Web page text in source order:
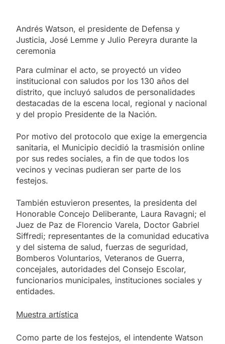
Andrés Watson, el presidente de Defensa y
Justicia, José Lemme y Julio Pereyra durante la
ceremonia
Para culminar el acto, se proyectó un video
institucional con saludos por los 130 años del
distrito, que incluyó saludos de personalidades
destacadas de la escena local, regional y nacional
y del propio Presidente de la Nación.
Por motivo del protocolo que exige la emergencia
sanitaria, el Municipio decidió la trasmisión online
por sus redes sociales, a fin de que todos los
vecinos y vecinas pudieran ser parte de los
festejos.
También estuvieron presentes, la presidenta del
Honorable Concejo Deliberante, Laura Ravagni; el
Juez de Paz de Florencio Varela, Doctor Gabriel
Siffredi; representantes de la comunidad educativa
y del sistema de salud, fuerzas de seguridad,
Bomberos Voluntarios, Veteranos de Guerra,
concejales, autoridades del Consejo Escolar,
funcionarios municipales, instituciones sociales y
entidades.
Muestra artística
Como parte de los festejos, el intendente Watson